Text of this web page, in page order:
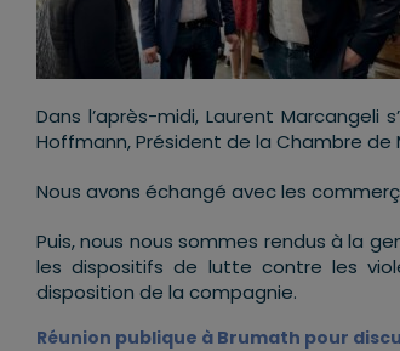
Dans l’après-midi, Laurent
Hoffmann, Président de la Chambre de
Nous avons échangé avec les
Puis, nous nous sommes rendus à la
les dispositifs de lutte contre les
disposition de la compagnie.
Réunion publique à Brumath pour